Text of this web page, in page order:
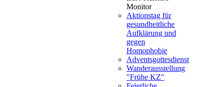
Monitor
Aktionstag für
gesundheitliche
Aufklärung und
gegen
Homophobie
Adventsgottesdienst
Wanderausstellung
"Frühe KZ"